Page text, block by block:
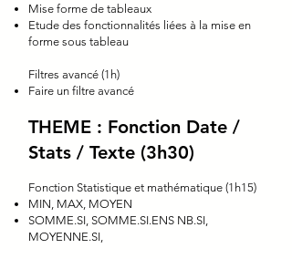
Mise forme de tableaux
Etude des fonctionnalités liées à la mise en
forme sous tableau
Filtres avancé (1h)
Faire un filtre avancé
THEME : Fonction Date /
Stats / Texte (3h30)
Fonction Statistique et mathématique (1h15)
MIN, MAX, MOYEN
SOMME.SI, SOMME.SI.ENS NB.SI,
MOYENNE.SI,